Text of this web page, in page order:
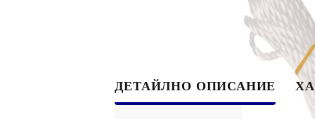
ДЕТАЙЛНО ОПИСАНИЕ